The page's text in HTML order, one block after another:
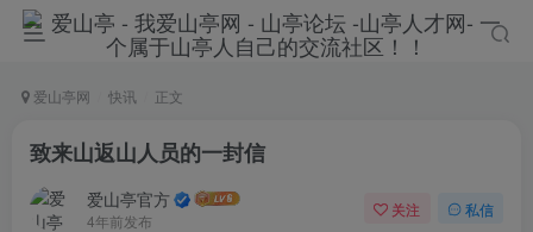
爱山亭网 快讯 正文
致来山返山人员的一封信
爱山亭官方
4年前发布
关注 私信